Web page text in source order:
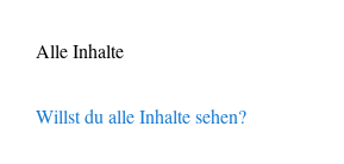
Alle Inhalte
Willst du alle Inhalte sehen?